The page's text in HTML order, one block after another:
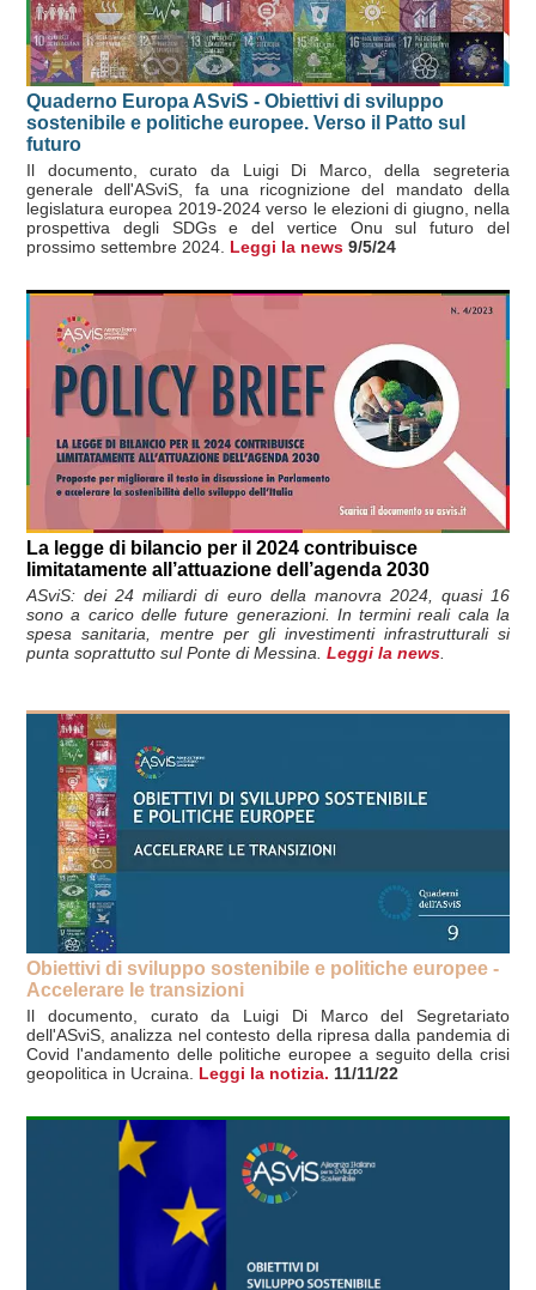
Quaderno Europa ASviS - Obiettivi di sviluppo
sostenibile e politiche europee. Verso il Patto sul
futuro
Il documento, curato da Luigi Di Marco, della segreteria
generale dell'ASviS, fa una ricognizione del mandato della
legislatura europea 2019-2024 verso le elezioni di giugno, nella
prospettiva degli SDGs e del vertice Onu sul futuro del
prossimo settembre 2024. Leggi la news 9/5/24
La legge di bilancio per il 2024 contribuisce
limitatamente all’attuazione dell’agenda 2030
ASviS: dei 24 miliardi di euro della manovra 2024, quasi 16
sono a carico delle future generazioni. In termini reali cala la
spesa sanitaria, mentre per gli investimenti infrastrutturali si
punta soprattutto sul Ponte di Messina. Leggi la news.
Obiettivi di sviluppo sostenibile e politiche europee -
Accelerare le transizioni
Il documento, curato da Luigi Di Marco del Segretariato
dell'ASviS, analizza nel contesto della ripresa dalla pandemia di
Covid l'andamento delle politiche europee a seguito della crisi
geopolitica in Ucraina. Leggi la notizia. 11/11/22